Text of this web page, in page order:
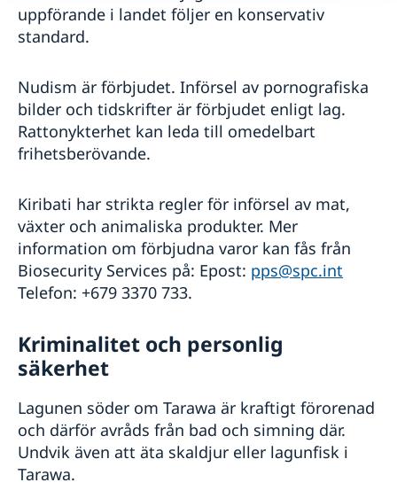
uppförande i landet följer en konservativ
standard.
Nudism är förbjudet. Införsel av pornografiska
bilder och tidskrifter är förbjudet enligt lag.
Rattonykterhet kan leda till omedelbart
frihetsberövande.
Kiribati har strikta regler för införsel av mat,
växter och animaliska produkter. Mer
information om förbjudna varor kan fås från
Biosecurity Services på: Epost: pps@spc.int
Telefon: +679 3370 733.
Kriminalitet och personlig
säkerhet
Lagunen söder om Tarawa är kraftigt förorenad
och därför avråds från bad och simning där.
Undvik även att äta skaldjur eller lagunfisk i
Tarawa.